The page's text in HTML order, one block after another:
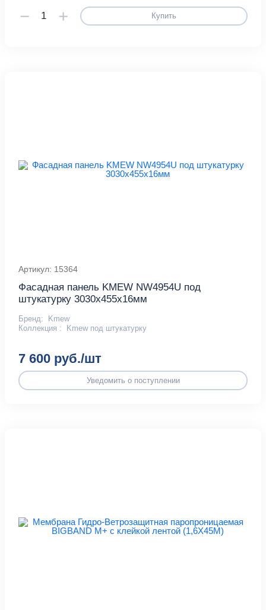
Купить
Артикул: 15364
Фасадная панель KMEW NW4954U под
штукатурку 3030х455х16мм
Бренд:
Kmew
Коллекция :
Kmew под штукатурку
7 600 руб./шт
Уведомить о поступлении